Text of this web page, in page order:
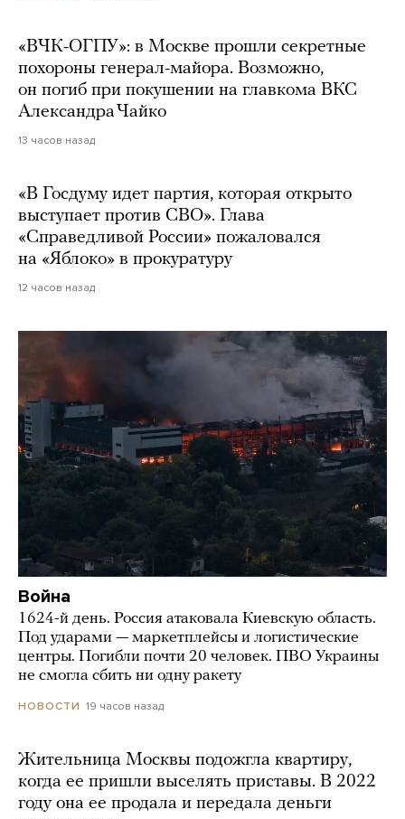
«ВЧК-ОГПУ»: в Москве прошли секретные
похороны генерал-майора. Возможно,
он погиб при покушении на главкома ВКС
Александра Чайко
13 часов назад
«В Госдуму идет партия, которая открыто
выступает против СВО». Глава
«Справедливой России» пожаловался
на «Яблоко» в прокуратуру
12 часов назад
Война
1624-й день. Россия атаковала Киевскую область.
Под ударами — маркетплейсы и логистические
центры. Погибли почти 20 человек. ПВО Украины
не смогла сбить ни одну ракету
НОВОСТИ 19 часов назад
Жительница Москвы подожгла квартиру,
когда ее пришли выселять приставы. В 2022
году она ее продала и передала деньги